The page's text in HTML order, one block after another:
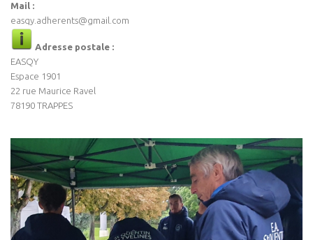
Mail :
easqy.adherents@gmail.com
Adresse postale :
EASQY
Espace 1901
22 rue Maurice Ravel
78190 TRAPPES